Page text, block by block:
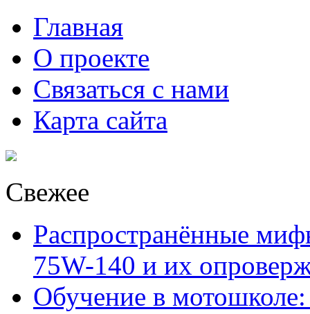
Главная
О проекте
Связаться с нами
Карта сайта
Свежее
Распространённые
75W-140 и их
Обучение в